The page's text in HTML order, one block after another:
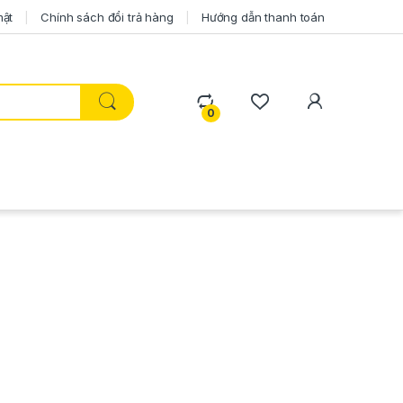
Chính sách đổi trả hàng Hướng dẫn thanh toán
0